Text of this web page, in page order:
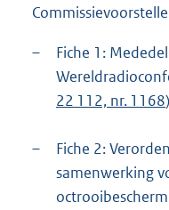
–
Fiche 1:
22 112, nr. 1168)
–
Fiche 2:
samenwerking